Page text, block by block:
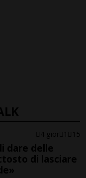
4 gior 1 15
dare delle
di lasciare